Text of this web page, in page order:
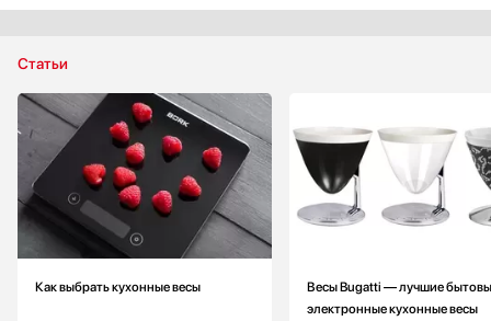
Статьи
Как выбрать кухонные весы
Весы Bugatti — лучшие
электронные кухонные весы